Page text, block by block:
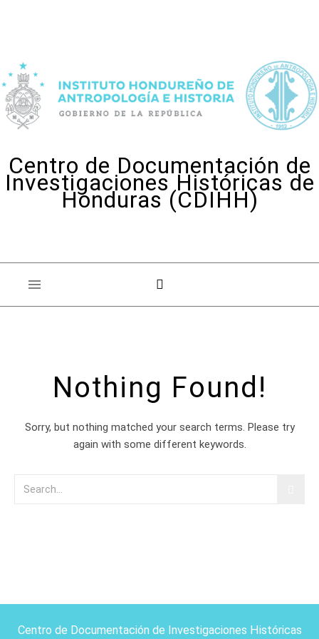
Centro de Documentación de
Investigaciones Históricas de
Honduras (CDIHH)
Nothing Found!
Sorry, but nothing matched your search terms. Please try
again with some different keywords.
Centro de Documentación de Investigaciones Históricas